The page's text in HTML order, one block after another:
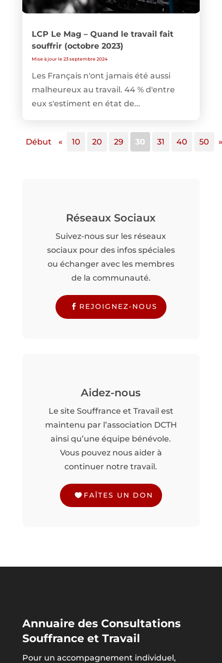
LCP Le Mag – Quand le travail fait
souffrir (octobre 2023)
Mise à jour le 23 septembre 2024
Les Français n'ont jamais été aussi
malheureux au travail. 44 % d'entre
eux s'estiment en état de...
Début « 10 20 29 30 31 40 50 »
Réseaux Sociaux
Suivez-nous sur les réseaux
sociaux pour des infos spéciales
ou échanger avec les membres
de la communauté.
REJOIGNEZ-NOUS
Aidez-nous
Le site Souffrance et Travail est
maintenu par l’association DCTH
ainsi qu’une équipe bénévole.
Vous pouvez nous aider à
continuer notre travail.
FAÎTES UN DON
Annuaire des Consultations
Souffrance et Travail
Pour un accompagnement individuel,